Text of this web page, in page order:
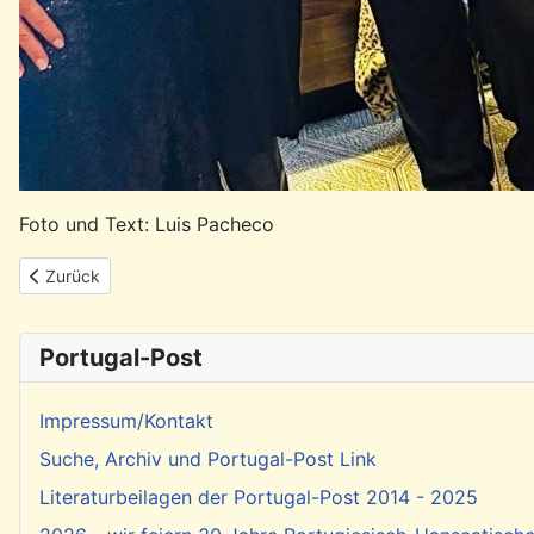
Foto und Text: Luis Pacheco
Vorheriger Beitrag: Rückblick: Feier zum 25. April in Hamburg-
Zurück
Portugal-Post
Impressum/Kontakt
Suche, Archiv und Portugal-Post Link
Literaturbeilagen der Portugal-Post 2014 - 2025